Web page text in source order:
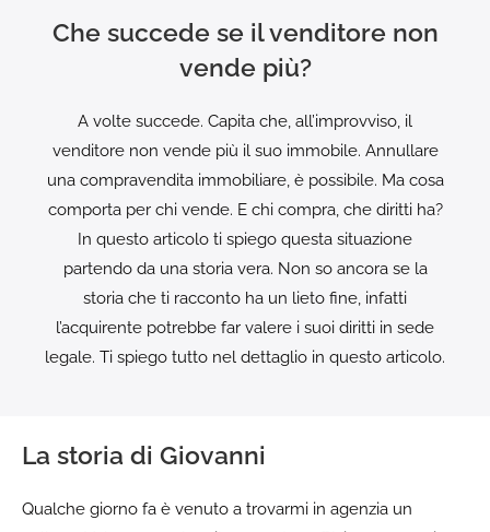
Che succede se il venditore non
vende più?
A volte succede. Capita che, all’improvviso, il
venditore non vende più il suo immobile. Annullare
una compravendita immobiliare, è possibile. Ma cosa
comporta per chi vende. E chi compra, che diritti ha?
In questo articolo ti spiego questa situazione
partendo da una storia vera. Non so ancora se la
storia che ti racconto ha un lieto fine, infatti
l’acquirente potrebbe far valere i suoi diritti in sede
legale. Ti spiego tutto nel dettaglio in questo articolo.
La storia di Giovanni
Qualche giorno fa è venuto a trovarmi in agenzia un